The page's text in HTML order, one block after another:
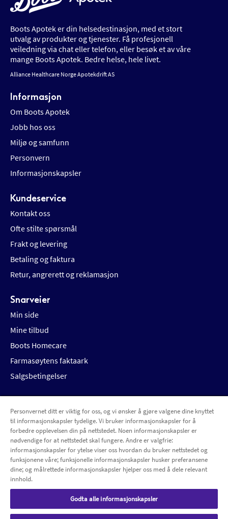
Boots Apotek er din helsedestinasjon, med et stort
utvalg av produkter og tjenester. Få profesjonell
veiledning via chat eller telefon, eller besøk et av våre
mange Boots Apotek. Bedre helse, hele livet.
Alliance Healthcare Norge Apotekdrift AS
Informasjon
Om Boots Apotek
Jobb hos oss
Miljø og samfunn
Personvern
Informasjonskapsler
Kundeservice
Kontakt oss
Ofte stilte spørsmål
Frakt og levering
Betaling og faktura
Retur, angrerett og reklamasjon
Snarveier
Min side
Mine tilbud
Boots Homecare
Farmasøytens faktaark
Salgsbetingelser
Betalingsalternativer Leveringsalternativer
Personvernet ditt er viktig for oss, og vi ønsker å gjøre valgene dine knyttet
til informasjonskapsler tydelige. Vi bruker informasjonskapsler for å
forbedre opplevelsen din på nettstedet. Noen informasjonskapsler er
nødvendige for at nettstedet skal fungere. Andre er valgfrie:
informasjonskapsler for ytelse viser oss hvordan du bruker nettstedet og
funksjonene våre; funksjonelle informasjonskapsler husker preferansene
dine; og målrettede informasjonskapsler hjelper oss med å dele relevant
innhold.
Godta alle informasjonskapsler